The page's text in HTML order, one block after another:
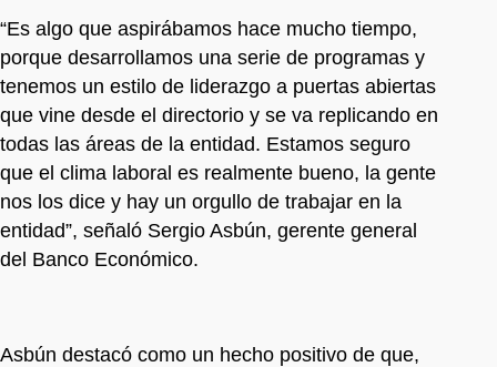
“Es algo que aspirábamos hace mucho tiempo,
porque desarrollamos una serie de programas y
tenemos un estilo de liderazgo a puertas abiertas
que vine desde el directorio y se va replicando en
todas las áreas de la entidad. Estamos seguro
que el clima laboral es realmente bueno, la gente
nos los dice y hay un orgullo de trabajar en la
entidad”, señaló Sergio Asbún, gerente general
del Banco Económico.
Asbún destacó como un hecho positivo de que,